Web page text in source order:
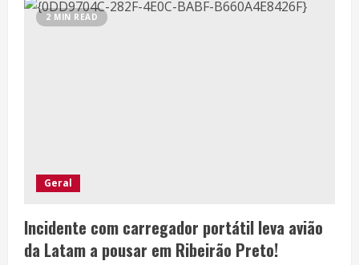
2 MIN READ
Geral
Incidente com carregador portátil leva avião
da Latam a pousar em Ribeirão Preto!